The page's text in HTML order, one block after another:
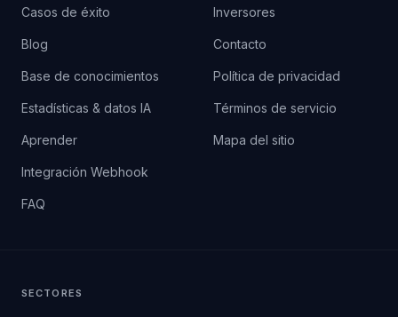
Casos de éxito
Blog
Base de conocimientos
Estadísticas & datos IA
Aprender
Integración Webhook
FAQ
Inversores
Contacto
Política de privacidad
Términos de servicio
Mapa del sitio
SECTORES